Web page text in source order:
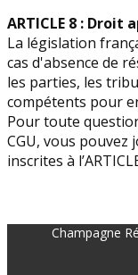
ARTICLE 8 :
La législation
cas d'absence de
les parties, les
compétents pour
Pour toute
CGU, vous pouvez
inscrites à
​Champagne